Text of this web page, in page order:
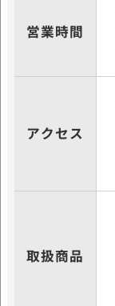
営業時間
アクセス
取扱商品